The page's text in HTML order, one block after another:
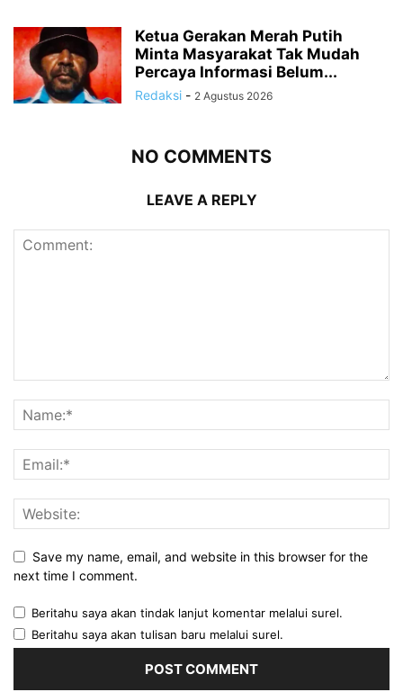
Ketua Gerakan Merah Putih
Minta Masyarakat Tak Mudah
Percaya Informasi Belum...
Redaksi - 2 Agustus 2026
NO COMMENTS
LEAVE A REPLY
Save my name, email, and website in this browser for the
next time I comment.
Beritahu saya akan tindak lanjut komentar melalui surel.
Beritahu saya akan tulisan baru melalui surel.